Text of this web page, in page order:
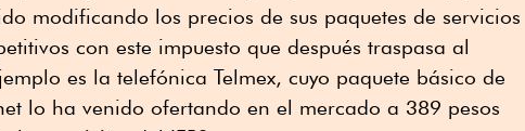
modificando los precios de sus paquetes de servicios
con este impuesto que después traspasa al
es la telefónica Telmex, cuyo paquete básico de
lo ha venido ofertando en el mercado a 389 pesos